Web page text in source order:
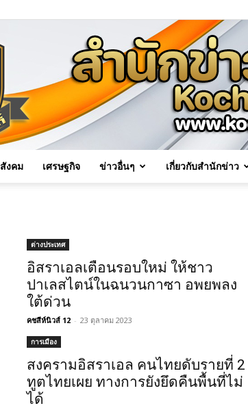
News
สังคม เศรษฐกิจ ข่าวอื่นๆ เกี่ยวกับสำนักข่าว
ต่างประเทศ
อิสราเอลเตือนรอบใหม่ ให้ชาว
ปาเลสไตน์ในฉนวนกาซา อพยพลง
ใต้ด่วน
คชสีห์นิวส์ 12 - 23 ตุลาคม 2023
การเมือง
สงครามอิสราเอล คนไทยดับรายที่ 2
ทูตไทยเผย ทางการยังยึดคืนพื้นที่ไม่
ได้